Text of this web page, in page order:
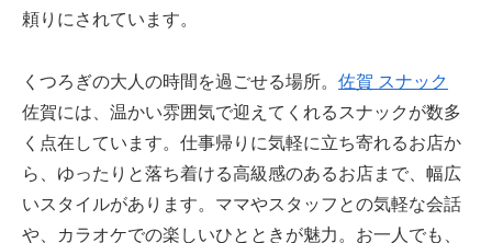
頼りにされています。
くつろぎの大人の時間を過ごせる場所。 佐賀 スナック
佐賀には、温かい雰囲気で迎えてくれるスナックが数多
く点在しています。仕事帰りに気軽に立ち寄れるお店か
ら、ゆったりと落ち着ける高級感のあるお店まで、幅広
いスタイルがあります。ママやスタッフとの気軽な会話
や、カラオケでの楽しいひとときが魅力。お一人でも、